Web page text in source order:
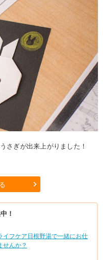
さぎが出来上がりました！
！
イフケア日根野湯で一緒にお仕
せんか？